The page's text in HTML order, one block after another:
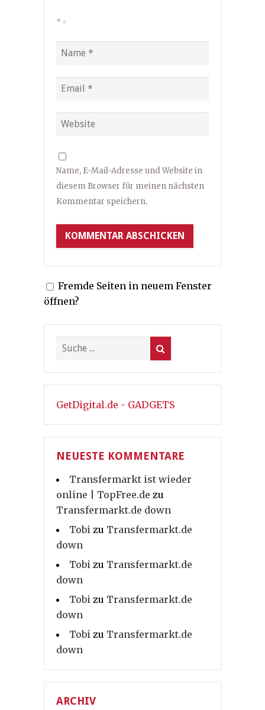
* =
Name, E-Mail-Adresse und Website in
diesem Browser für meinen nächsten
Kommentar speichern.
Fremde Seiten in neuem Fenster
öffnen?
GetDigital.de - GADGETS
NEUESTE KOMMENTARE
Transfermarkt ist wieder
online | TopFree.de zu
Transfermarkt.de down
Tobi zu Transfermarkt.de
down
Tobi zu Transfermarkt.de
down
Tobi zu Transfermarkt.de
down
Tobi zu Transfermarkt.de
down
ARCHIV